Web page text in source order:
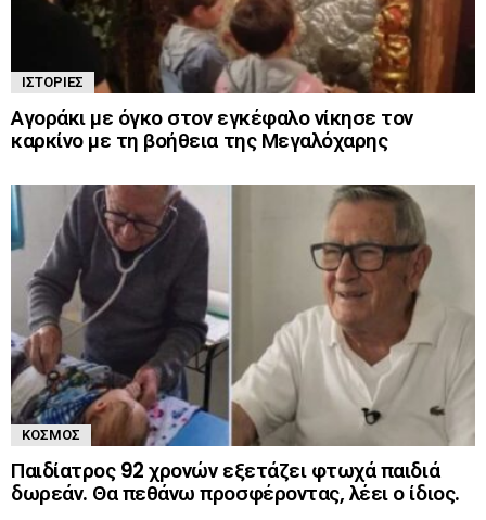
ΙΣΤΟΡΊΕΣ
Αγοράκι με όγκο στον εγκέφαλο νίκησε τον
καρκίνο με τη βοήθεια της Μεγαλόχαρης
ΚΌΣΜΟΣ
Παιδίατρος 92 χρονών εξετάζει φτωχά παιδιά
δωρεάν. Θα πεθάνω προσφέροντας, λέει ο ίδιος.